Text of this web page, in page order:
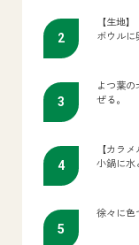
【生地】
ボウルに
よつ葉
ぜる。
【カラメ
小鍋に水
徐々に色